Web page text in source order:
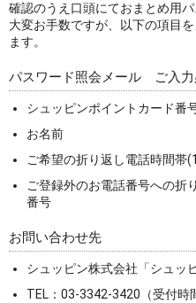
確認のうえ口頭にておまとめ用
大変お手数ですが、以下の項目
ます。
パスワード照会メール ご入力
シュッピンポイントカード番
お名前
ご希望の折り返し電話時間帯
ご登録外のお電話番号への折
番号
お問い合わせ先
シュッピン株式会社「シュッ
TEL：03-3342-3420（受付